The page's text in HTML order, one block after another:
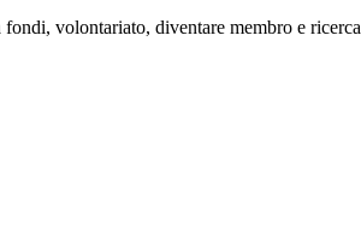
volontariato, diventare membro e ricerca